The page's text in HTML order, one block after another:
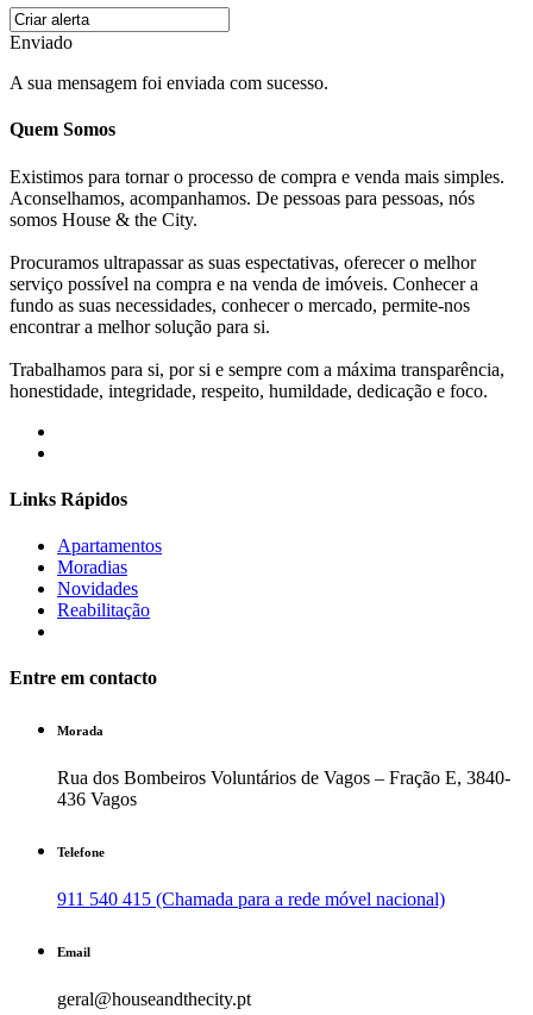
Enviado
A sua mensagem foi enviada com sucesso.
Quem Somos
Existimos para tornar o processo de compra e venda mais simples.
Aconselhamos, acompanhamos. De pessoas para pessoas, nós
somos House & the City.
Procuramos ultrapassar as suas espectativas, oferecer o melhor
serviço possível na compra e na venda de imóveis. Conhecer a
fundo as suas necessidades, conhecer o mercado, permite-nos
encontrar a melhor solução para si.
Trabalhamos para si, por si e sempre com a máxima transparência,
honestidade, integridade, respeito, humildade, dedicação e foco.
Links Rápidos
Apartamentos
Moradias
Novidades
Reabilitação
Entre em contacto
Morada
Rua dos Bombeiros Voluntários de Vagos – Fração E, 3840-
436 Vagos
Telefone
911 540 415 (Chamada para a rede móvel nacional)
Email
geral@houseandthecity.pt